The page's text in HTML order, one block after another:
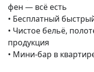
фен — всё есть
• Бесплатный
• Чистое бельё,
продукция
• Мини-бар в